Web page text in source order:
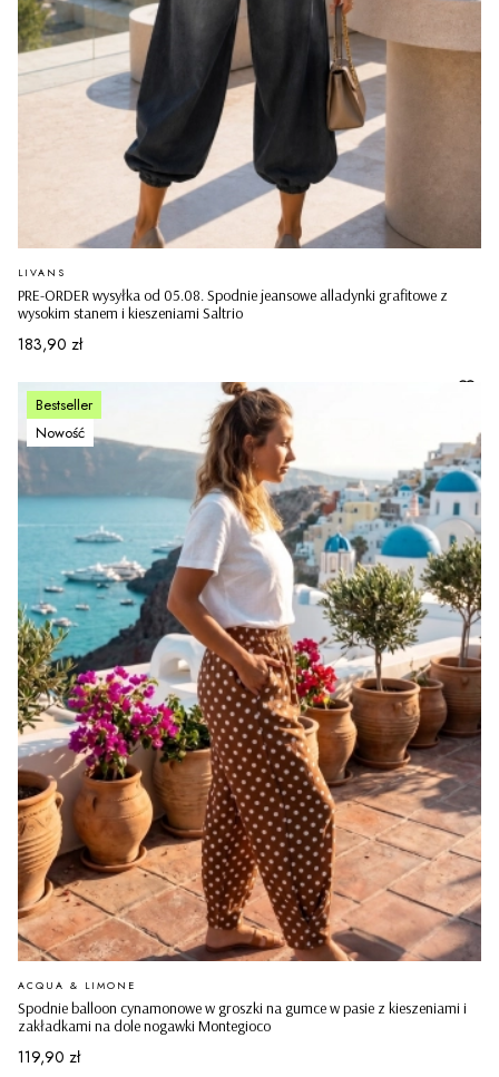
PRE-ORDER wysyłka od 05.08. Spodnie jeansowe alladynki grafitowe z
wysokim stanem i kieszeniami Saltrio
PRODUCENT
LIVANS
Cena
183,90 zł
Bestseller
Nowość
Spodnie balloon cynamonowe w groszki na gumce w pasie z kieszeniami i
zakładkami na dole nogawki Montegioco
PRODUCENT
ACQUA & LIMONE
Cena
119,90 zł